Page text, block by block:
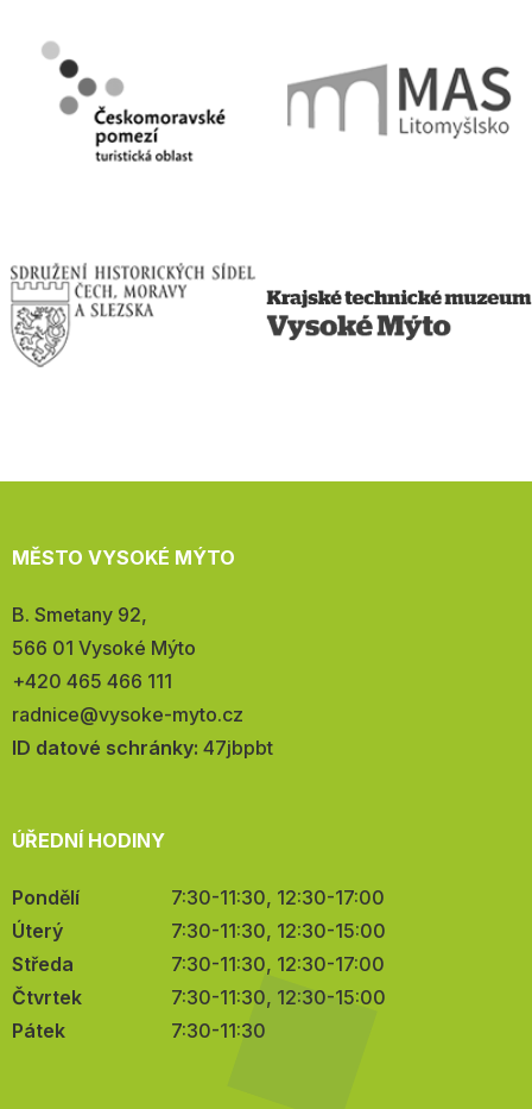
MĚSTO VYSOKÉ MÝTO
Adresa:
B. Smetany 92,
566 01 Vysoké Mýto
Telefon:
+420 465 466 111
E-
mail:
radnice@vysoke-myto.cz
ID datové schránky: 47jbpbt
ÚŘEDNÍ HODINY
Pondělí
7:30-11:30, 12:30-17:00
Úterý
7:30-11:30, 12:30-15:00
Středa
7:30-11:30, 12:30-17:00
Čtvrtek
7:30-11:30, 12:30-15:00
Pátek
7:30-11:30